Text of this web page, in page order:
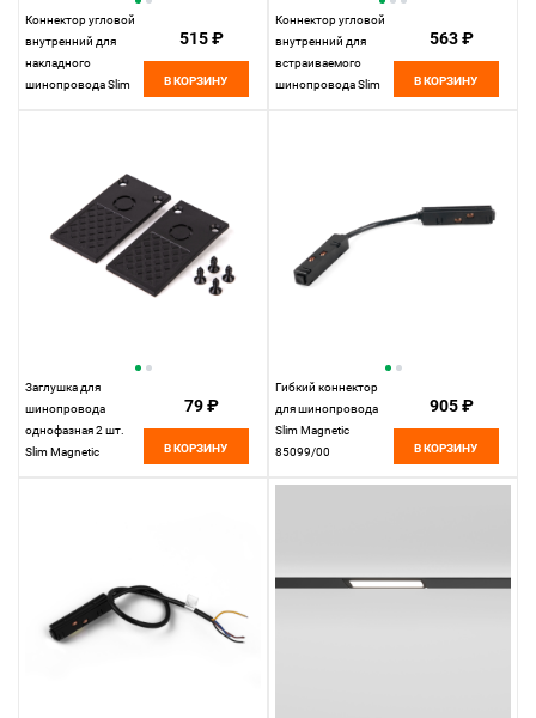
Коннектор угловой
внутренний для
накладного
шинопровода Slim
515 ₽
В КОРЗИНУ
Коннектор угловой
внутренний для
встраиваемого
шинопровода Slim
563 ₽
В КОРЗИНУ
Заглушка для
шинопровода
однофазная 2 шт.
Slim Magnetic
79 ₽
В КОРЗИНУ
Гибкий коннектор
для шинопровода
Slim Magnetic
85099/00
905 ₽
В КОРЗИНУ